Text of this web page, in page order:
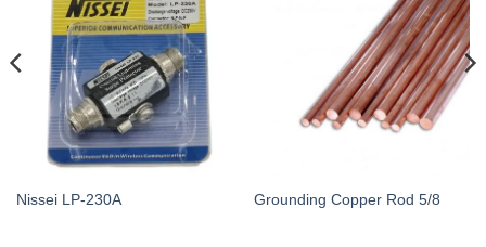
Nissei LP-230A Grounding Copper Rod 5/8